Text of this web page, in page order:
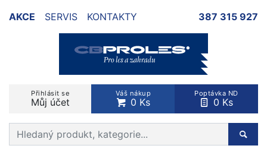
AKCE SERVIS KONTAKTY 387 315 927
Přihlásit se
Můj účet
Váš nákup
0 Ks
Poptávka ND
0 Ks
Prohledat web